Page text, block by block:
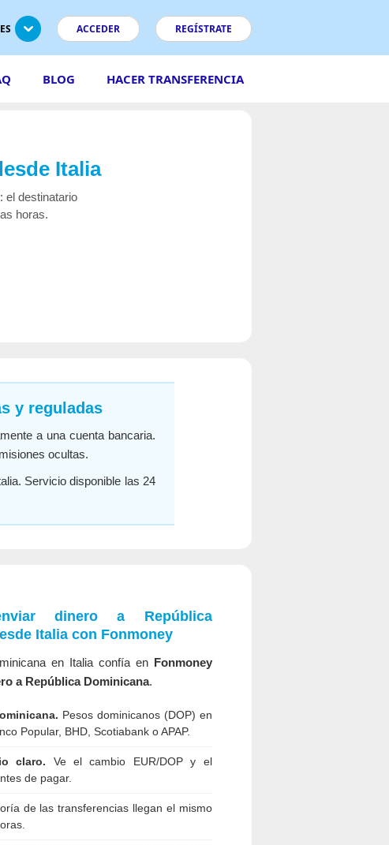
ES ACCEDER REGÍSTRATE
BLOG HACER TRANSFERENCIA
Italia
: el destinatario
horas.
y reguladas
a una cuenta bancaria.
ocultas.
Servicio disponible las 24
dinero a República
Italia con Fonmoney
en Italia confía en Fonmoney
a República Dominicana.
Pesos dominicanos (DOP) en
Popular, BHD, Scotiabank o APAP.
claro. Ve el cambio EUR/DOP y el
de pagar.
de las transferencias llegan el mismo